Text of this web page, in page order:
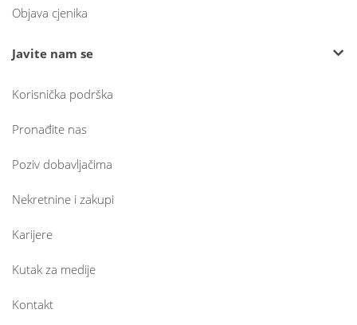
Objava cjenika
Javite nam se
Korisnička podrška
Pronađite nas
Poziv dobavljačima
Nekretnine i zakupi
Karijere
Kutak za medije
Kontakt